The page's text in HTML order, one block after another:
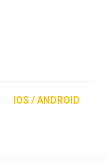
IOS / ANDROID